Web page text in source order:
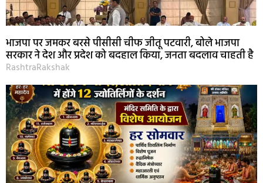
भाजपा पर जमकर बरसे पीसीसी चीफ जीतू पटवारी, बोले भाजपा
सरकार ने देश और प्रदेश को बदहाल किया, जनता बदलाव चाहती है
RashtraRakshak